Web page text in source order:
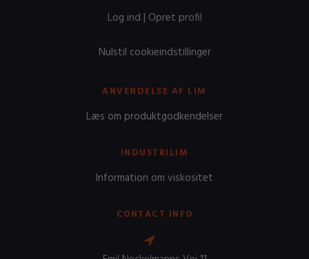
Log ind | Opret profil
Nulstil cookieindstillinger
ANVENDELSE AF LIM
Læs om produktgodkendelser
INDUSTRILIM
Information om viskositet
CONTACT INFO